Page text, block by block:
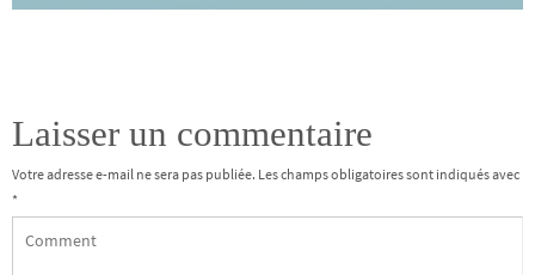
Laisser un commentaire
Votre adresse e-mail ne sera pas publiée. Les champs obligatoires sont indiqués avec
*